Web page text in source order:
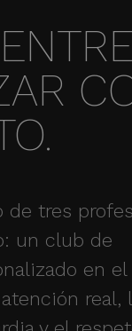
de tres
un club de
en el
real,